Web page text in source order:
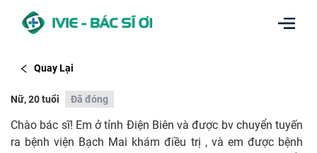
Quay Lại
Nữ, 20 tuổi Đã đóng
Chào bác sĩ! Em ở tỉnh Điện Biên và được bv chuyển tuyến
ra bệnh viện Bạch Mai khám điều trị , và em được bệnh